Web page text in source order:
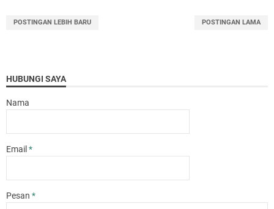
POSTINGAN LEBIH BARU POSTINGAN LAMA
HUBUNGI SAYA
Nama
Email *
Pesan *